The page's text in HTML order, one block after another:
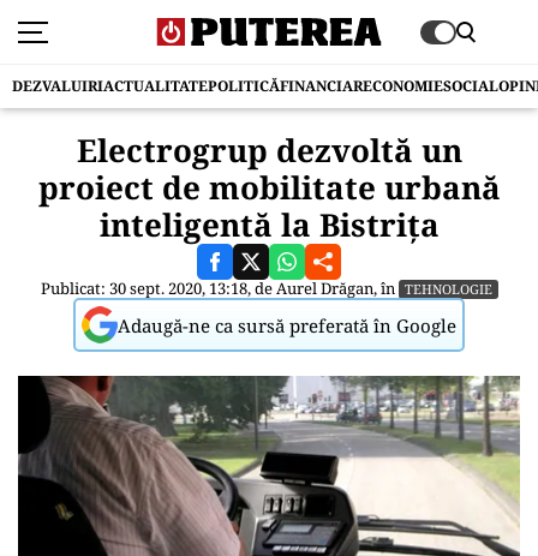
DEZVALUIRIACTUALITATEPOLITICĂFINANCIARECONOMIESOCIAL
Electrogrup dezvoltă un
proiect de mobilitate urbană
inteligentă la Bistrița
Publicat: 30 sept. 2020, 13:18, deAurel Drăgan, în TEHNOLOGIE
Adaugă-ne ca sursă preferată în Google